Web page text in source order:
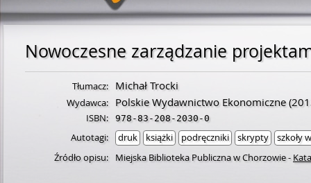
Nowoczesne zarządzanie
Tłumacz: Michał Trocki
Wydawca: Polskie Wydawnictwo Ekonomiczne
ISBN: 978-83-208-2030-0
Autotagi: druk książki podręczniki skrypty
szkoły
Źródło opisu:
Miejska Biblioteka Publiczna w Chorzowie-